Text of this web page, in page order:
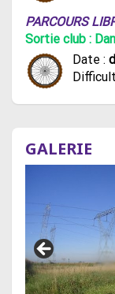
PARCOURS
Sortie club :
Date :
GALERIE